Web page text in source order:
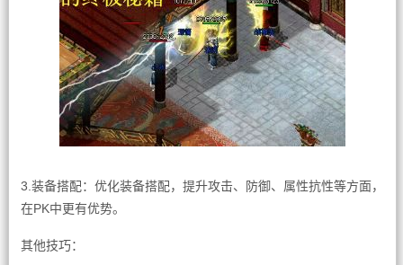
3.装备搭配：优化装备搭配，提升攻击、防御、属性抗性等方面，
在PK中更有优势。
其他技巧：